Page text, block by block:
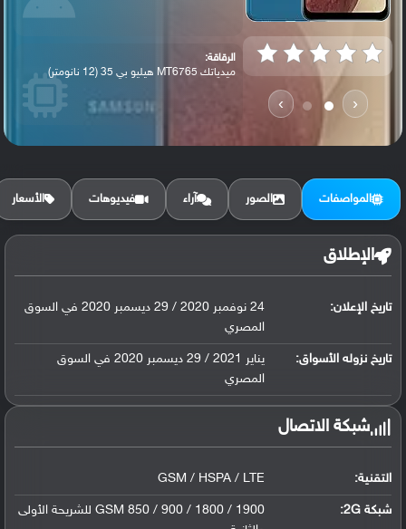
‹
›
الرقاقة:
ميدياتك MT6765 هيليو بي 35 (12 نانومتر)
الرام / التخزين:
البطارية:
ليثيوم بوليمر سعة 5000 مللي أمبير, غير ق...
المواصفات الصور آراء فيديوهات الأسعار
الإطلاق
تاريخ الإعلان:
24 نوفمبر 2020 / 29 ديسمبر 2020 في السوق
المصري
تاريخ نزوله الأسواق:
يناير 2021 / 29 ديسمبر 2020 في السوق
المصري
شبكة الاتصال
التقنية: GSM / HSPA / LTE
شبكة 2G:
GSM 850 / 900 / 1800 / 1900 للشريحة الأولى